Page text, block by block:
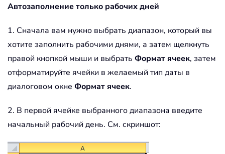
Автозаполнение только рабочих дней
1. Сначала вам нужно выбрать диапазон, который вы
хотите заполнить рабочими днями, а затем щелкнуть
правой кнопкой мыши и выбрать Формат ячеек, затем
отформатируйте ячейки в желаемый тип даты в
диалоговом окне Формат ячеек.
2. В первой ячейке выбранного диапазона введите
начальный рабочий день. См. скриншот: